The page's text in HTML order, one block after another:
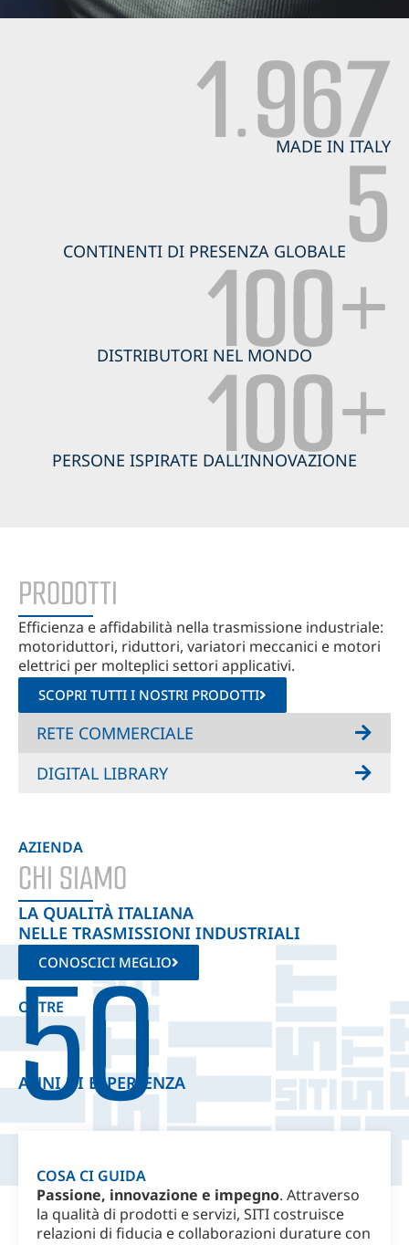
1.967
MADE IN ITALY
5
CONTINENTI DI PRESENZA GLOBALE
100+
DISTRIBUTORI NEL MONDO
100+
PERSONE ISPIRATE DALL’INNOVAZIONE
PRODOTTI
Efficienza e affidabilità nella trasmissione industriale:
motoriduttori, riduttori, variatori meccanici e motori
elettrici per molteplici settori applicativi.
SCOPRI TUTTI I NOSTRI PRODOTTI
RETE COMMERCIALE
DIGITAL LIBRARY
AZIENDA
CHI SIAMO
LA QUALITÀ ITALIANA
NELLE TRASMISSIONI INDUSTRIALI
CONOSCICI MEGLIO
OLTRE
50
ANNI DI ESPERIENZA
COSA CI GUIDA
Passione, innovazione e impegno. Attraverso
la qualità di prodotti e servizi, SITI costruisce
relazioni di fiducia e collaborazioni durature con